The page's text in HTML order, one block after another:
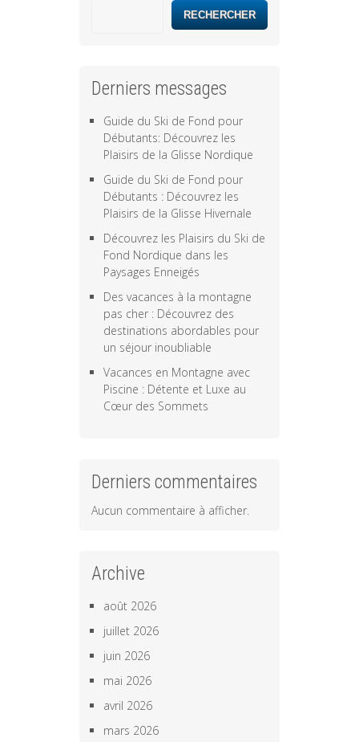
RECHERCHER
Derniers messages
Guide du Ski de Fond pour
Débutants: Découvrez les
Plaisirs de la Glisse Nordique
Guide du Ski de Fond pour
Débutants : Découvrez les
Plaisirs de la Glisse Hivernale
Découvrez les Plaisirs du Ski de
Fond Nordique dans les
Paysages Enneigés
Des vacances à la montagne
pas cher : Découvrez des
destinations abordables pour
un séjour inoubliable
Vacances en Montagne avec
Piscine : Détente et Luxe au
Cœur des Sommets
Derniers commentaires
Aucun commentaire à afficher.
Archive
août 2026
juillet 2026
juin 2026
mai 2026
avril 2026
mars 2026